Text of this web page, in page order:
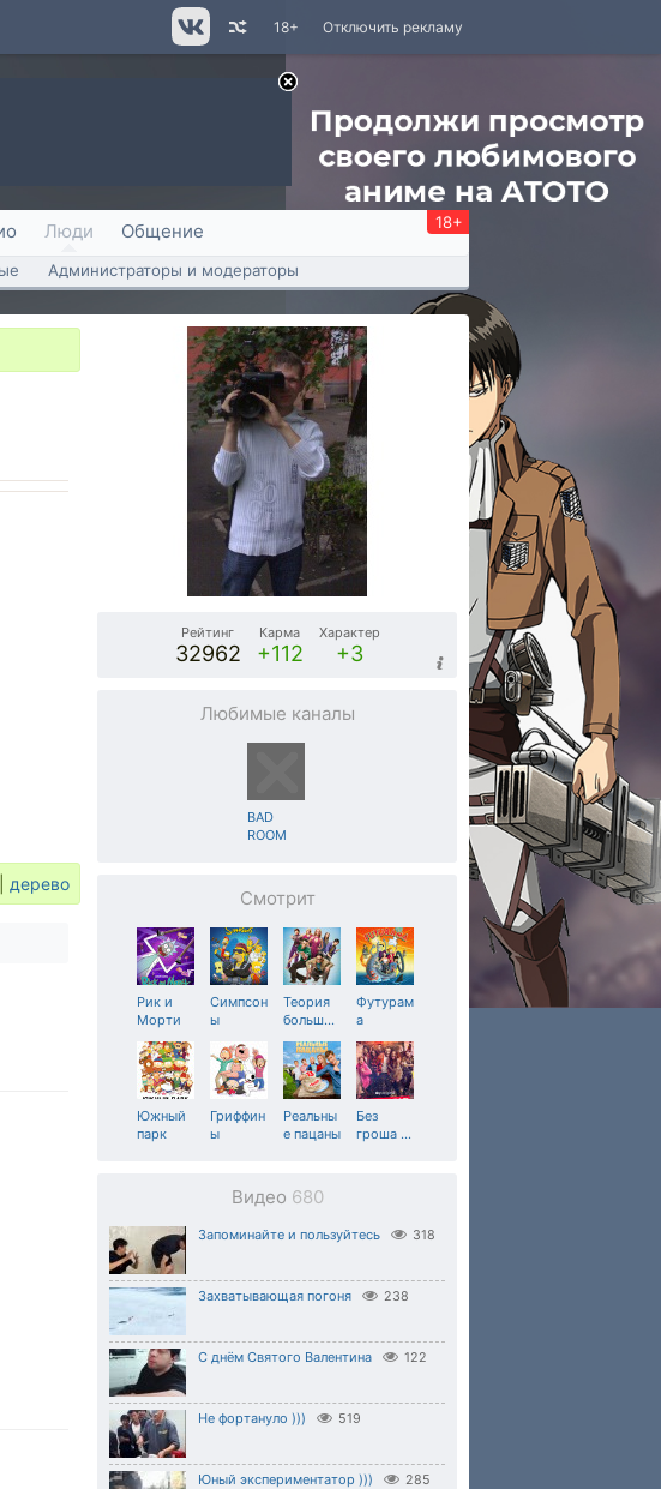
Отключить рекламу
18+
Люди Общение 18+
Администраторы и модераторы
дерево
Рейтинг
32962
Карма
+112
Характер
+3
Любимые каналы
BAD
ROOM
Смотрит
Рик и
Морти
Симпсон
ы
Теория
больш…
Футурам
а
Южный
парк
Гриффин
ы
Реальны
е пацаны
Без
гроша …
Видео 680
Запоминайте и пользуйтесь 318
Захватывающая погоня 238
С днём Святого Валентина 122
Не фортануло ))) 519
Юный экспериментатор ))) 285